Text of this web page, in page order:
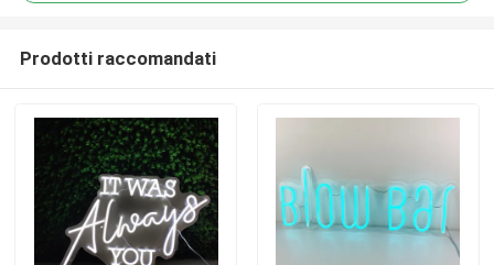
Prodotti raccomandati